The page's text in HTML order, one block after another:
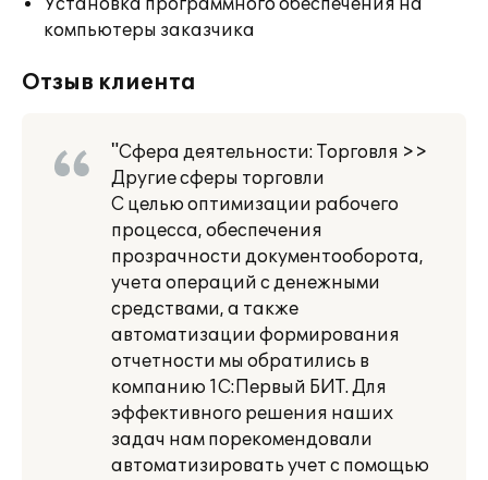
Установка программного обеспечения на
компьютеры заказчика
Отзыв клиента
"Сфера деятельности: Торговля >>
Другие сферы торговли
С целью оптимизации рабочего
процесса, обеспечения
прозрачности документооборота,
учета операций с денежными
средствами, а также
автоматизации формирования
отчетности мы обратились в
компанию 1С:Первый БИТ. Для
эффективного решения наших
задач нам порекомендовали
автоматизировать учет с помощью